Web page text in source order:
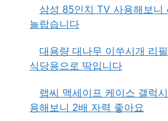
삼성 85인치 TV 사용해보니
놀랍습니다
대용량 대나무 이쑤시개 리
식당용으로 딱입니다
랩씨 맥세이프 케이스 갤럭
용해보니 2배 자력 좋아요